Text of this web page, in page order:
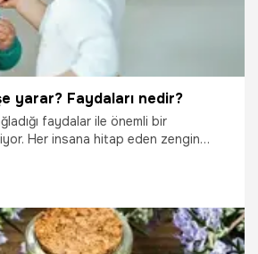
yarar? Faydaları nedir?
faydalar ile önemli bir
Her insana hitap eden zengin